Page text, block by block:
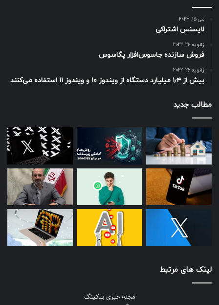
می 15, 2023
لایسنس اشتراکی
ژانویه 26, 2022
فروش سازنده جاسوس‌افزار پگاسوس
ژانویه 26, 2022
بیش از ۱٫۴ میلیارد دستگاه از ویندوز ۱۰ و ویندوز ۱۱ استفاده می‌کنند
مطالب جدید
لینک های مرتبط
مجله خبری بیکینگ